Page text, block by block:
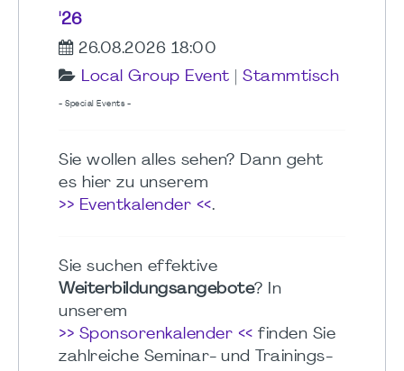
'26
26.08.2026 18:00
Local Group Event
Stammtisch
- Special Events -
Sie wollen alles sehen? Dann geht
es hier zu unserem
>> Eventkalender <<.
Sie suchen effektive
Weiterbildungsangebote? In
unserem
>> Sponsorenkalender << finden Sie
zahlreiche Seminar- und Trainings-